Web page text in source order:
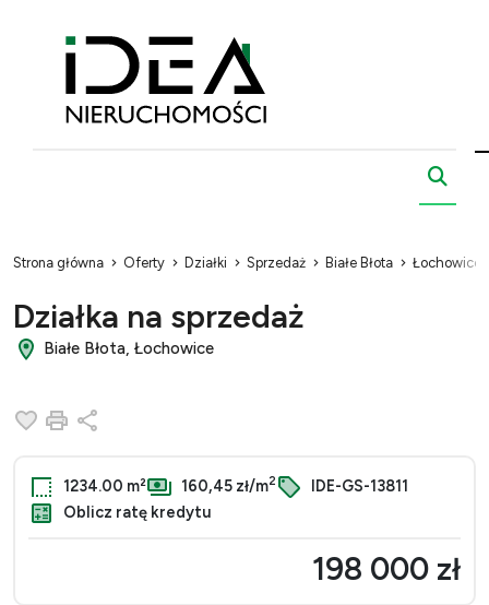
Strona główna Oferty Działki Sprzedaż Białe Błota Łochowice
Działka na sprzedaż
Białe Błota, Łochowice
Dodaj do ulubionych
Drukuj
1234.00 m² 160,45 zł/m2
IDE-GS-13811
Oblicz ratę kredytu
198 000 zł